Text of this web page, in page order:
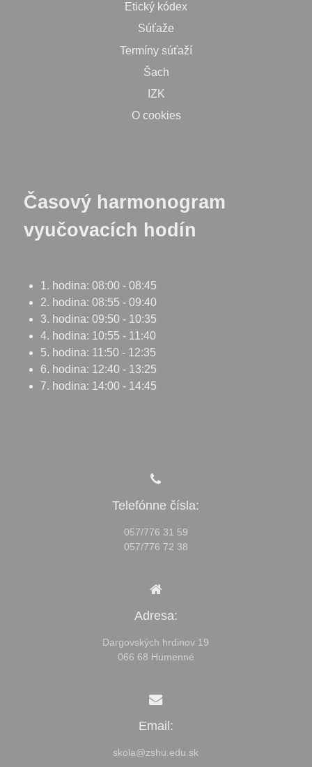
Etický kódex
Súťaže
Termíny súťaží
Šach
IZK
O cookies
Časový harmonogram
vyučovacích hodín
1. hodina: 08:00 - 08:45
2. hodina: 08:55 - 09:40
3. hodina: 09:50 - 10:35
4. hodina: 10:55 - 11:40
5. hodina: 11:50 - 12:35
6. hodina: 12:40 - 13:25
7. hodina: 14:00 - 14:45
Telefónne čísla:
057/776 31 59
057/776 72 38
Adresa:
Dargovských hrdinov 19
066 68 Humenné
Email:
skola@zshu.edu.sk